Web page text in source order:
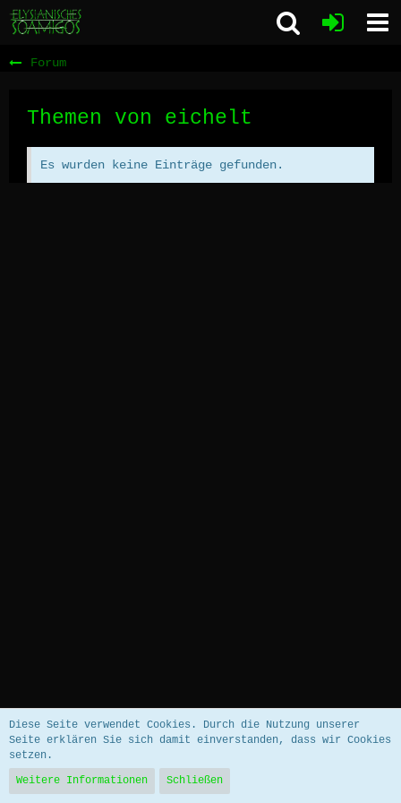
Forum
Themen von eichelt
Es wurden keine Einträge gefunden.
Community-Software:WoltLab Suite™ 5.5.26
Diese Seite verwendet Cookies. Durch die Nutzung unserer
Seite erklären Sie sich damit einverstanden, dass wir Cookies
setzen.
Weitere Informationen
Schließen